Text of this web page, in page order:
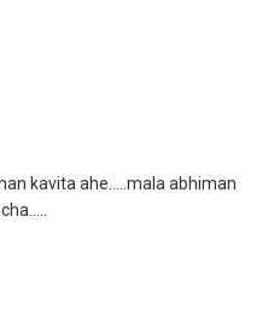
kavita ahe…..mala abhiman